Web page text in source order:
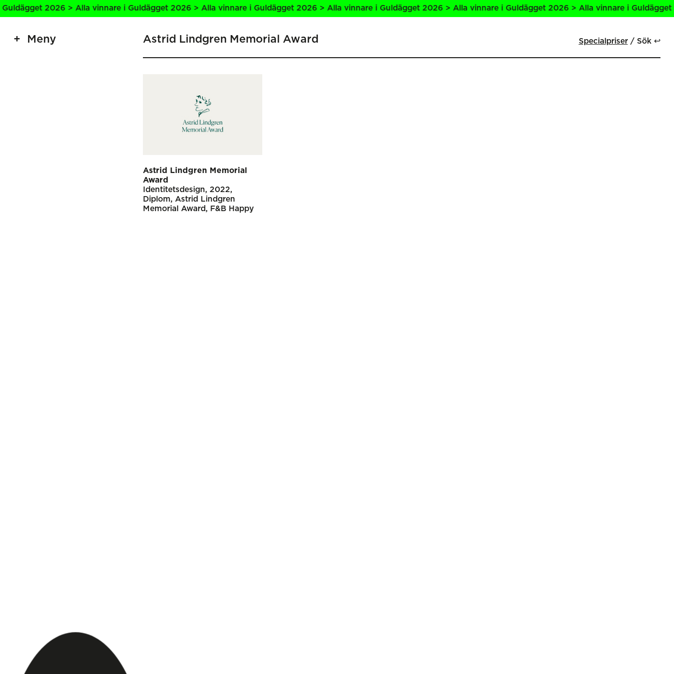
2026 > Alla vinnare i Guldägget 2026 > Alla vinnare i Guldägget 2026 > Alla vinnare i Guldägget 2026 > Alla vinnare i Guldägget 2026 > Alla vinnare i Guldägget
Meny Astrid Lindgren Memorial Award Specialpriser Sök ↩
Astrid Lindgren Memorial
Award
Identitetsdesign
2022
Diplom
Astrid Lindgren
Memorial Award
F&B Happy